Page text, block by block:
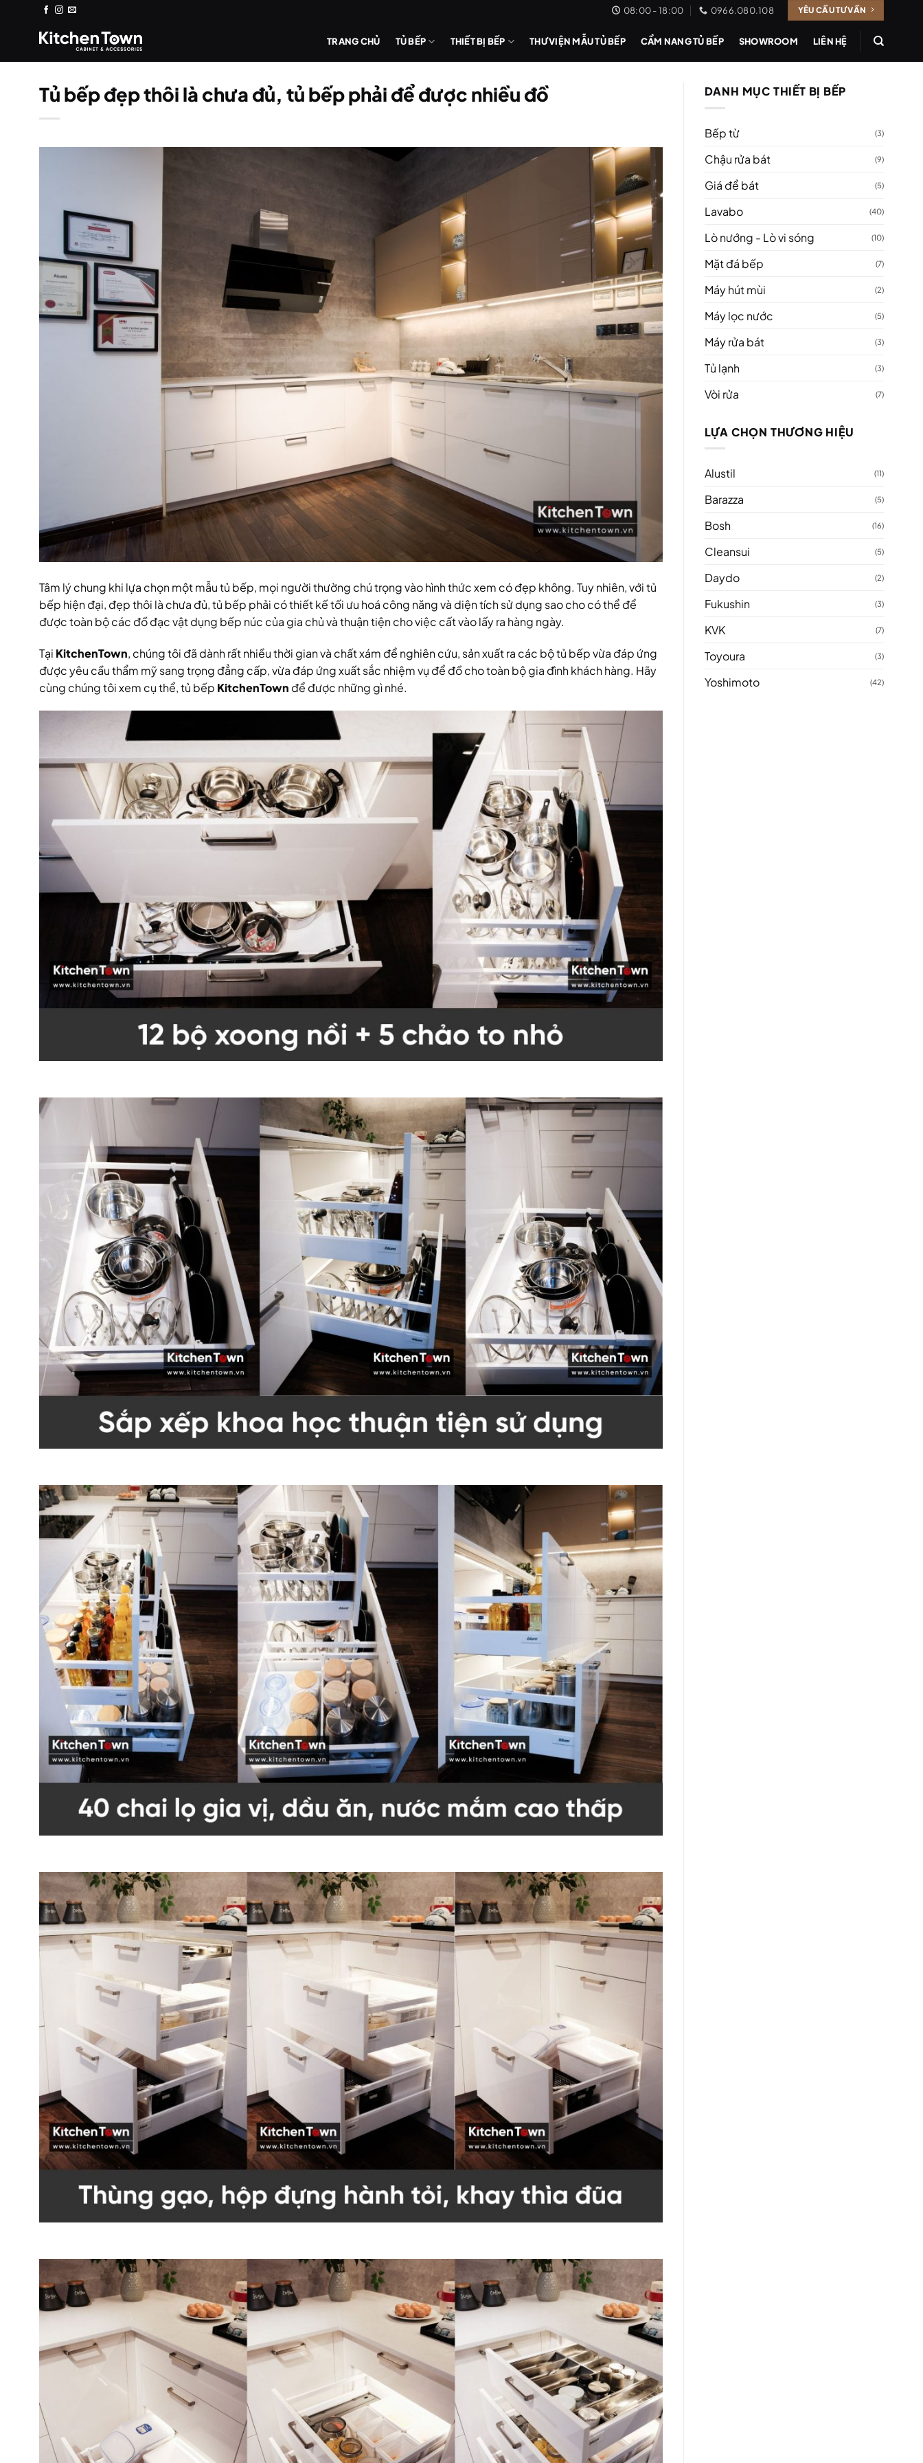
dung
08:00 - 18:00 0966.080.108 YÊU CẦU TƯ VẤN
TRANG CHỦ TỦ BẾP THIẾT BỊ BẾP THƯ VIỆN MẪU TỦ BẾP CẨM NANG TỦ BẾP SHOWROOM LIÊN HỆ
Tủ bếp đẹp thôi là chưa đủ, tủ bếp phải để được nhiều đồ
Tâm lý chung khi lựa chọn một mẫu tủ bếp, mọi người thường chú trọng vào hình thức xem có đẹp không. Tuy nhiên, với tủ
bếp hiện đại, đẹp thôi là chưa đủ, tủ bếp phải có thiết kế tối ưu hoá công năng và diện tích sử dụng sao cho có thể để
được toàn bộ các đồ đạc vật dụng bếp núc của gia chủ và thuận tiện cho việc cất vào lấy ra hàng ngày.
Tại KitchenTown, chúng tôi đã dành rất nhiều thời gian và chất xám để nghiên cứu, sản xuất ra các bộ tủ bếp vừa đáp ứng
được yêu cầu thẩm mỹ sang trọng đẳng cấp, vừa đáp ứng xuất sắc nhiệm vụ để đồ cho toàn bộ gia đình khách hàng. Hãy
cùng chúng tôi xem cụ thể, tủ bếp KitchenTown để được những gì nhé.
DANH MỤC THIẾT BỊ BẾP
Bếp từ (3)
Chậu rửa bát (9)
Giá để bát (5)
Lavabo (40)
Lò nướng - Lò vi sóng (10)
Mặt đá bếp (7)
Máy hút mùi (2)
Máy lọc nước (5)
Máy rửa bát (3)
Tủ lạnh (3)
Vòi rửa (7)
LỰA CHỌN THƯƠNG HIỆU
Alustil (11)
Barazza (5)
Bosh (16)
Cleansui (5)
Daydo (2)
Fukushin (3)
KVK (7)
Toyoura (3)
Yoshimoto (42)